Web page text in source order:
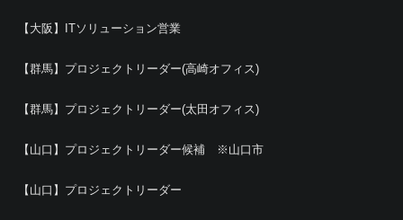
【大阪】ITソリューション営業
【群馬】プロジェクトリーダー(高崎オフィス)
【群馬】プロジェクトリーダー(太田オフィス)
【山口】プロジェクトリーダー候補 ※山口市
【山口】プロジェクトリーダー